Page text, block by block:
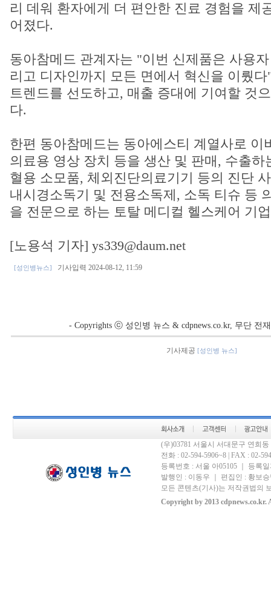
리 데워 환자에게 더 편안한 진료 경험을 제
어졌다.
동아참메드 관계자는 "이번 신제품은 사용
리고 디자인까지 모든 면에서 혁신을 이뤘
트렌드를 선도하고, 매출 증대에 기여할 것
다.
한편 동아참메드는 동아에스티 계열사로 이
의료용 영상 장치 등을 생산 및 판매, 수출하
혈용 소모품, 체외진단의료기기 등의 진단
내시경소독기 및 전용소독제, 소독 티슈 등
을 전문으로 하는 토탈 메디컬 헬스케어 기
[노용석 기자] ys339@daum.net
[성인병뉴스] 기사입력 2024-08-12, 11:59
- Copyrights ⓒ 성인병 뉴스 & cdpnews.co.kr, 무단 전
기사제공 [성인병 뉴스]
(우)03781 서울시 서대문구 연희
전화 : 02-594-5906~8 | FAX : 02-
등록번호 : 서울 아05105 ｜ 등록
발행인 : 이동우 ｜ 편집인 : 황보
모든 콘텐츠(기사)는 저작권법의
Copyright by 2013 cdpnews.co.kr.